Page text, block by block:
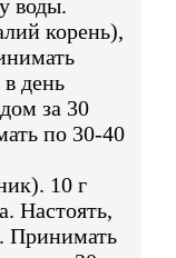
воды.
корень),
в день
за 30
по 30-40
10 г
Настоять,
Принимать